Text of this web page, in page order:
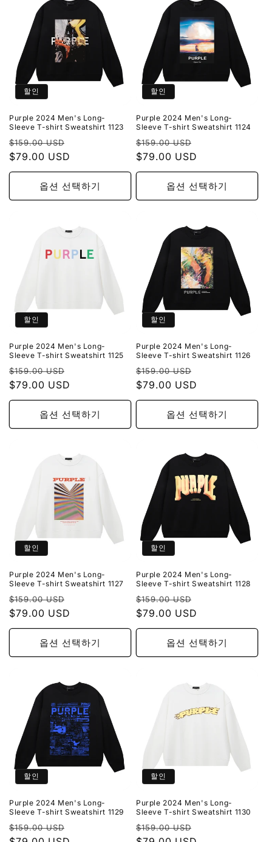
할인
Purple 2024 Men's Long-
Sleeve T-shirt Sweatshirt 1123
정
가
$159.00 USD
가
$79.00 USD
옵션 선택하기
할인
Purple 2024 Men's Long-
Sleeve T-shirt Sweatshirt 1124
정
가
$159.00 USD
가
$79.00 USD
옵션 선택하기
할인
Purple 2024 Men's Long-
Sleeve T-shirt Sweatshirt 1125
정
가
$159.00 USD
가
$79.00 USD
옵션 선택하기
할인
Purple 2024 Men's Long-
Sleeve T-shirt Sweatshirt 1126
정
가
$159.00 USD
가
$79.00 USD
옵션 선택하기
할인
Purple 2024 Men's Long-
Sleeve T-shirt Sweatshirt 1127
정
가
$159.00 USD
가
$79.00 USD
옵션 선택하기
할인
Purple 2024 Men's Long-
Sleeve T-shirt Sweatshirt 1128
정
가
$159.00 USD
가
$79.00 USD
옵션 선택하기
할인
Purple 2024 Men's Long-
Sleeve T-shirt Sweatshirt 1129
정
$159.00 USD
할인
Purple 2024 Men's Long-
Sleeve T-shirt Sweatshirt 1130
정
$159.00 USD